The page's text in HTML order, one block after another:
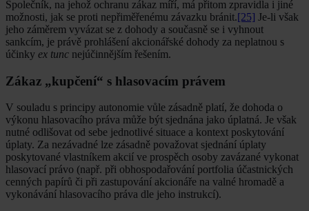
Společník, na jehož ochranu zákaz míří, má přitom zpravidla i jiné
možnosti, jak se proti nepřiměřenému závazku bránit.[25] Je-li však
jeho záměrem vyvázat se z dohody a současně se i vyhnout
sankcím, je právě prohlášení akcionářské dohody za neplatnou s
účinky ex tunc nejúčinnějším řešením.
Zákaz „kupčení“ s hlasovacím právem
V souladu s principy autonomie vůle zásadně platí, že dohoda o
výkonu hlasovacího práva může být sjednána jako úplatná. Je však
nutné odlišovat od sebe jednotlivé situace a kontext poskytování
úplaty. Za nezávadné lze zásadně považovat sjednání úplaty
poskytované vlastníkem akcií ve prospěch osoby zavázané vykonat
hlasovací právo (např. při obhospodařování portfolia účastnických
cenných papírů či při zastupování akcionáře na valné hromadě a
vykonávání hlasovacího práva dle jeho instrukcí).